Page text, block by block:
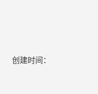
创建时间：